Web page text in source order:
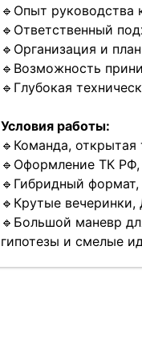
🔹Опыт руководства
🔹Ответственный
🔹Организация и
🔹Возможность
🔹Глубокая
Условия работы:
🔹Команда,
🔹Оформление ТК РФ,
🔹Гибридный
🔹Крутые
🔹Большой маневр
гипотезы и смелые